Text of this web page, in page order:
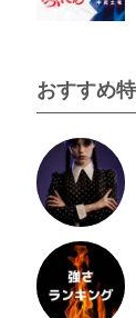
おすすめ